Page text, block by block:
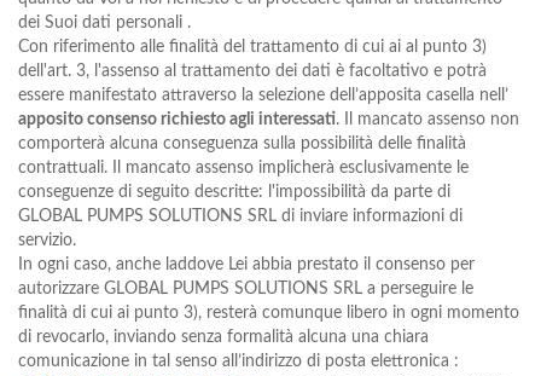
dei Suoi dati personali .
Con riferimento alle finalità del trattamento di cui ai al punto 3)
dell'art. 3, l'assenso al trattamento dei dati è facoltativo e potrà
essere manifestato attraverso la selezione dell’apposita casella nell’
apposito consenso richiesto agli interessati. Il mancato assenso non
comporterà alcuna conseguenza sulla possibilità delle finalità
contrattuali. Il mancato assenso implicherà esclusivamente le
conseguenze di seguito descritte: l'impossibilità da parte di
GLOBAL PUMPS SOLUTIONS SRL di inviare informazioni di
servizio.
In ogni caso, anche laddove Lei abbia prestato il consenso per
autorizzare GLOBAL PUMPS SOLUTIONS SRL a perseguire le
finalità di cui ai punto 3), resterà comunque libero in ogni momento
di revocarlo, inviando senza formalità alcuna una chiara
comunicazione in tal senso all’indirizzo di posta elettronica :